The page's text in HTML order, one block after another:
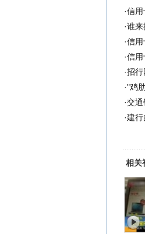
·信用
·谁来
·信用
·信用
·招行
·"鸡
·交通
·建行
相关